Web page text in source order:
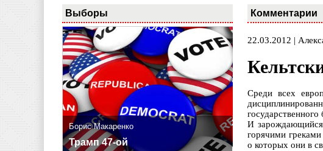
Выборы
Борис Макаренко
Трамп 47-ой
Комментарии
22.03.2012 |
Среди всех
И зарождающийся
горячими
о которых они в